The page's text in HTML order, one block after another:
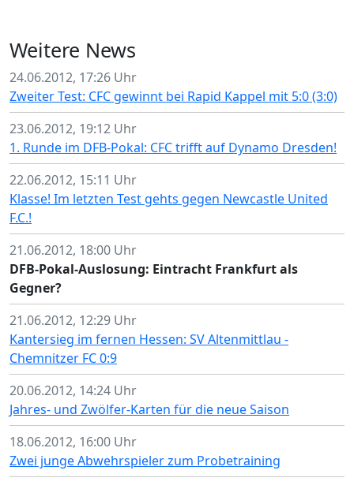
Weitere News
24.06.2012, 17:26 Uhr
Zweiter Test: CFC gewinnt bei Rapid Kappel mit 5:0 (3:0)
23.06.2012, 19:12 Uhr
1. Runde im DFB-Pokal: CFC trifft auf Dynamo Dresden!
22.06.2012, 15:11 Uhr
Klasse! Im letzten Test gehts gegen Newcastle United
F.C.!
21.06.2012, 18:00 Uhr
DFB-Pokal-Auslosung: Eintracht Frankfurt als
Gegner?
21.06.2012, 12:29 Uhr
Kantersieg im fernen Hessen: SV Altenmittlau -
Chemnitzer FC 0:9
20.06.2012, 14:24 Uhr
Jahres- und Zwölfer-Karten für die neue Saison
18.06.2012, 16:00 Uhr
Zwei junge Abwehrspieler zum Probetraining